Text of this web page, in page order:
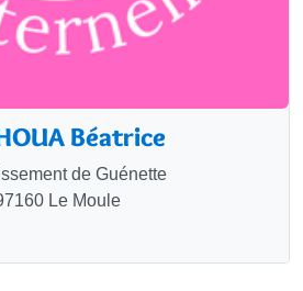
Béatrice
de Guénette
Le Moule